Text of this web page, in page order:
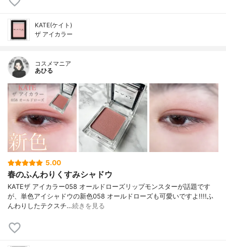
KATE(ケイト)
ザ アイカラー
コスメマニア
あひる
5.00
春のふんわりくすみシャドウ
KATEザ アイカラー058 オールドローズリップモンスターが話題です
が、単色アイシャドウの新色058 オールドローズも可愛いですよ!!!!ふ
んわりしたテクスチ…続きを見る